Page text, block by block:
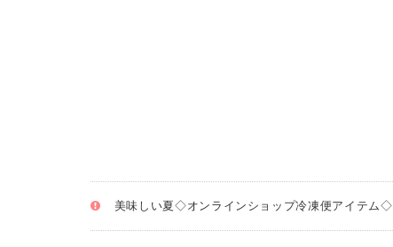
美味しい夏◇オンラインショップ冷凍便アイテム◇